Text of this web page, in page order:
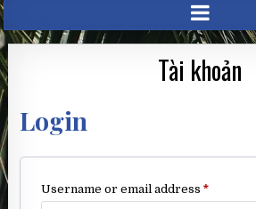
Tài khoản
Login
Username or email address*Required